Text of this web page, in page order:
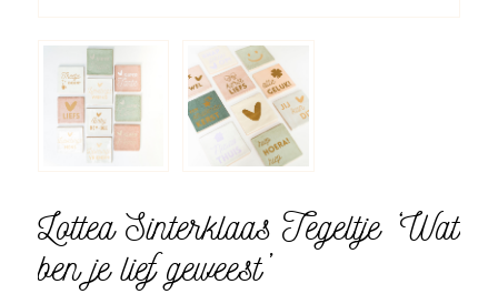
Lottea Sinterklaas Tegeltje ‘Wat
ben je lief geweest’